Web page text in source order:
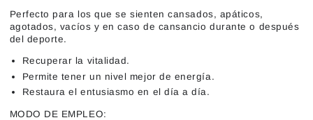
Perfecto para los que se sienten cansados, apáticos,
agotados, vacíos y en caso de cansancio durante o después
del deporte.
Recuperar la vitalidad.
Permite tener un nivel mejor de energía.
Restaura el entusiasmo en el día a día.
MODO DE EMPLEO: